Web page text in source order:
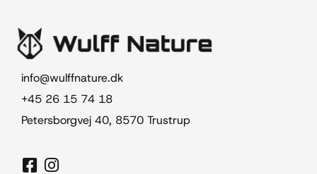
info@wulffnature.dk
+45 26 15 74 18
Petersborgvej 40, 8570 Trustrup